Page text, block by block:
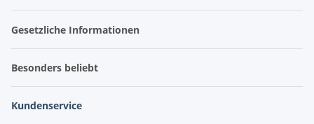
Gesetzliche Informationen
Besonders beliebt
Kundenservice